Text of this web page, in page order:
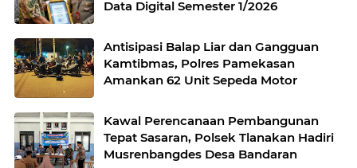
Data Digital Semester 1/2026
Antisipasi Balap Liar dan Gangguan
Kamtibmas, Polres Pamekasan
Amankan 62 Unit Sepeda Motor
Kawal Perencanaan Pembangunan
Tepat Sasaran, Polsek Tlanakan Hadiri
Musrenbangdes Desa Bandaran